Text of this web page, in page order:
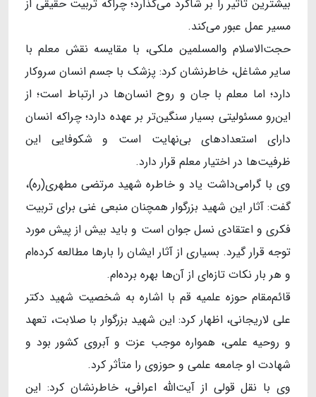
بیشترین تأثیر را بر شاگرد می‌گذارد؛ چراکه تربیت حقیقی از
مسیر عمل عبور می‌کند.
حجت‌الاسلام والمسلمین ملکی، با مقایسه نقش معلم با
سایر مشاغل، خاطرنشان کرد: پزشک با جسم انسان سروکار
دارد؛ اما معلم با جان و روح انسان‌ها در ارتباط است؛ از
این‌رو مسئولیتی بسیار سنگین‌تر بر عهده دارد؛ چراکه انسان
دارای استعدادهای بی‌نهایت است و شکوفایی این
ظرفیت‌ها در اختیار معلم قرار دارد.
وی با گرامی‌داشت یاد و خاطره شهید مرتضی مطهری(ره)،
گفت: آثار این شهید بزرگوار همچنان منبعی غنی برای تربیت
فکری و اعتقادی نسل جوان است و باید بیش از پیش مورد
توجه قرار گیرد. بسیاری از آثار ایشان را بارها مطالعه کرده‌ام
و هر بار نکات تازه‌ای از آن‌ها بهره برده‌ام.
قائم‌مقام حوزه علمیه قم‌ با اشاره به شخصیت شهید دکتر
علی لاریجانی، اظهار کرد: این شهید بزرگوار با صلابت، تعهد
و روحیه علمی، همواره موجب عزت و آبروی کشور بود و
شهادت او جامعه علمی و حوزوی را متأثر کرد.
وی با نقل قولی از آیت‌الله اعرافی، خاطرنشان کرد: این